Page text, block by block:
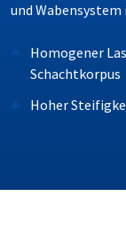
und Wabensystem
Homogener
Schachtkorpus
Hoher